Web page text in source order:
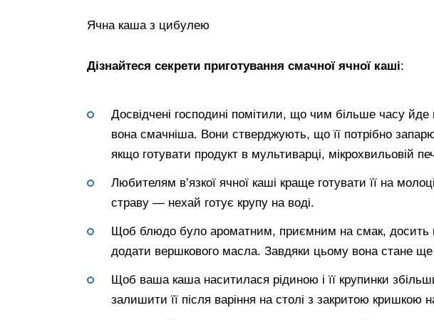
Ячна каша з цибулею
Дізнайтеся секрети приготування смачної ячної каші:
Досвідчені господині помітили, що чим більше часу
вона смачніша. Вони стверджують, що її потрібно
якщо готувати продукт в мультиварці, мікрохвильовій
Любителям в’язкої ячної каші краще готувати її на
страву — нехай готує крупу на воді.
Щоб блюдо було ароматним, приємним на смак, досить
додати вершкового масла. Завдяки цьому вона стане ще
Щоб ваша каша наситилася рідиною і її крупинки
залишити її після варіння на столі з закритою кришкою